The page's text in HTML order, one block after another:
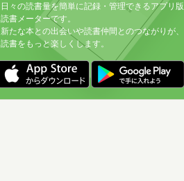
日々の読書量を簡単に記録・管理できるアプリ版
読書メーターです。
新たな本との出会いや読書仲間とのつながりが、
読書をもっと楽しくします。